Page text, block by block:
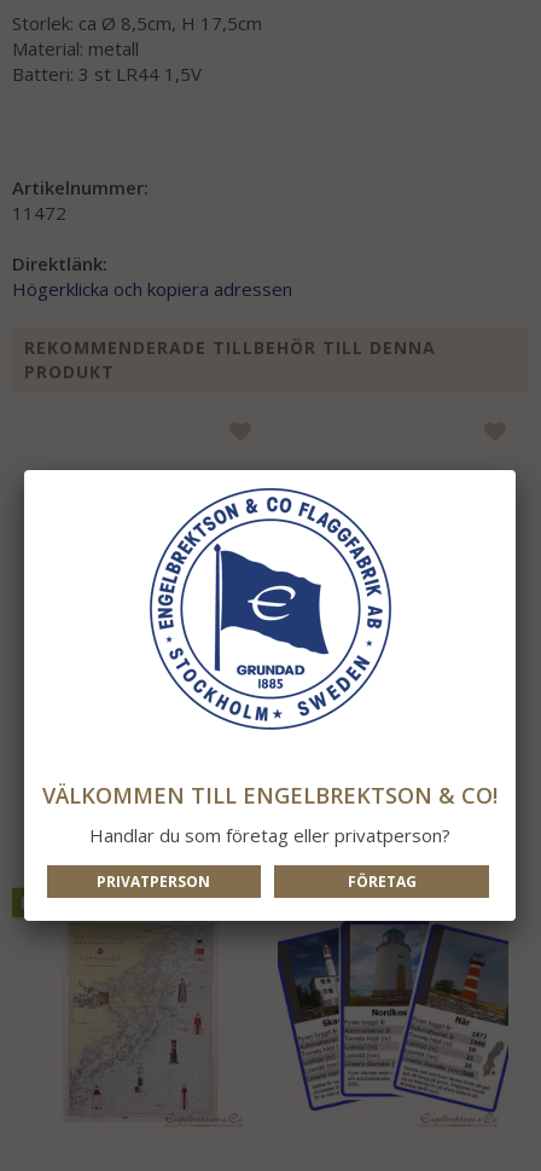
Storlek: ca Ø 8,5cm, H 17,5cm
Material: metall
Batteri: 3 st LR44 1,5V
Artikelnummer:
11472
Direktlänk:
Högerklicka och kopiera adressen
REKOMMENDERADE TILLBEHÖR TILL DENNA
PRODUKT
Fyrlampa El Fyrkant
850 kr
KÖP
59 kr
NYTT I ÅR! NYTT I ÅR!
VÄLKOMMEN TILL ENGELBREKTSON & CO!
Handlar du som företag eller privatperson?
PRIVATPERSON FÖRETAG